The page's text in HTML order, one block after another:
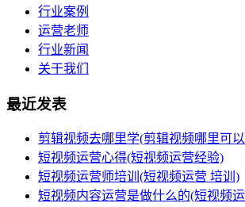
行业案例
运营老师
行业新闻
关于我们
最近发表
剪辑视频去哪里学(剪辑视频哪里可
短视频运营心得(短视频运营经验)
短视频运营师培训(短视频运营 培训)
短视频内容运营是做什么的(短视频